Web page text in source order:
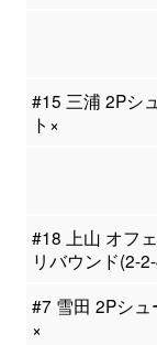
#15 三浦 2Pシ
ト×
#18 上山 オフ
リバウンド(2-
#7 雪田 2Pシュ
×